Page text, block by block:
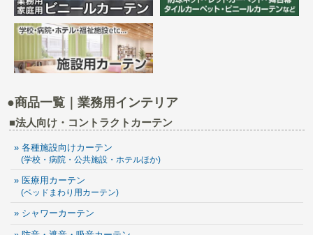
●商品一覧｜業務用インテリア
■法人向け・コントラクトカーテン
» 各種施設向けカーテン
(学校・病院・公共施設・ホテルほか)
» 医療用カーテン
(ベッドまわり用カーテン)
» シャワーカーテン